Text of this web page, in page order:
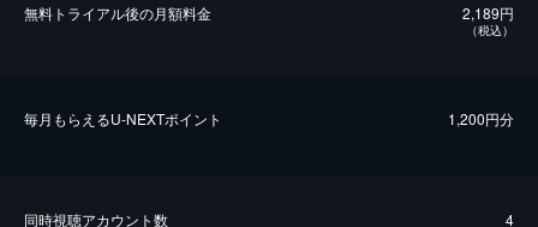
無料トライアル後の⽉額料金 2,189円
（税込）
毎⽉もらえるU-NEXTポイント 1,200円分
同時視聴アカウント数 4